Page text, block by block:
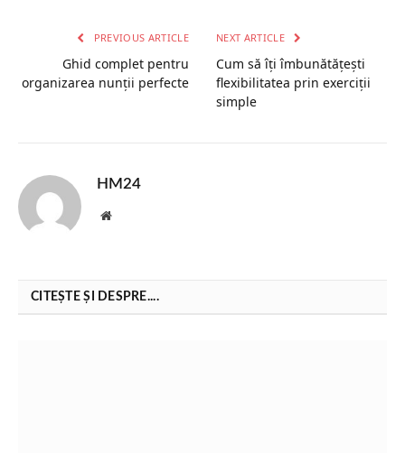
PREVIOUS ARTICLE
Ghid complet pentru
organizarea nunții perfecte
NEXT ARTICLE
Cum să îți îmbunătățești
flexibilitatea prin exerciții
simple
HM24
Website
CITEȘTE ȘI DESPRE....